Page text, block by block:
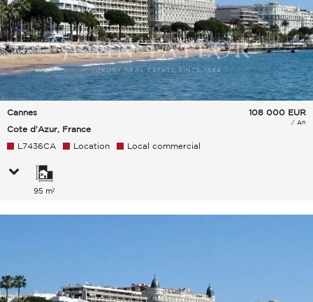
Cannes
Cote d'Azur, France
108 000 EUR
/ An
L7436CA Location Local commercial
95 m²